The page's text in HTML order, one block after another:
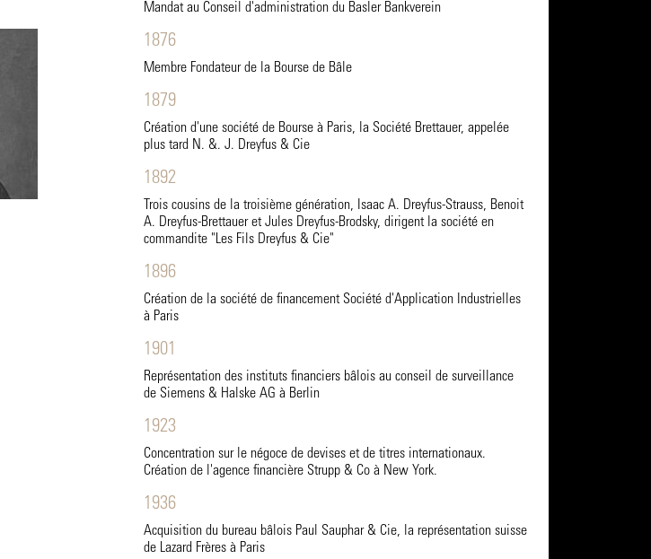
Mandat au Conseil d'administration du Basler Bankverein
1876
Membre Fondateur de la Bourse de Bâle
1879
Création d'une société de Bourse à Paris, la Société Brettauer, appelée
plus tard N. &. J. Dreyfus & Cie
1892
Trois cousins de la troisième génération, Isaac A. Dreyfus-Strauss, Benoit
A. Dreyfus-Brettauer et Jules Dreyfus-Brodsky, dirigent la société en
commandite "Les Fils Dreyfus & Cie"
1896
Création de la société de financement Société d'Application Industrielles
à Paris
1901
Représentation des instituts financiers bâlois au conseil de surveillance
de Siemens & Halske AG à Berlin
1923
Concentration sur le négoce de devises et de titres internationaux.
Création de l'agence financière Strupp & Co à New York.
1936
Acquisition du bureau bâlois Paul Sauphar & Cie, la représentation suisse
de Lazard Frères à Paris